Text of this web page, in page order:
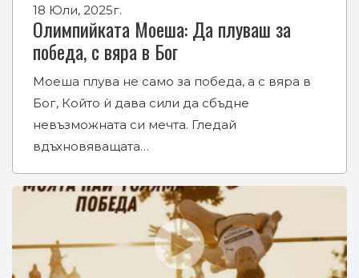
18 Юли, 2025г.
Олимпийката Моеша: Да плуваш за
победа, с вяра в Бог
Моеша плува не само за победа, а с вяра в
Бог, Който ѝ дава сили да сбъдне
невъзможната си мечта. Гледай
вдъхновяващата…